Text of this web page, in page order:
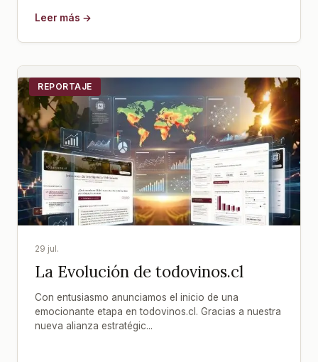
Leer más →
REPORTAJE
29 jul.
La Evolución de todovinos.cl
Con entusiasmo anunciamos el inicio de una
emocionante etapa en todovinos.cl. Gracias a nuestra
nueva alianza estratégic...